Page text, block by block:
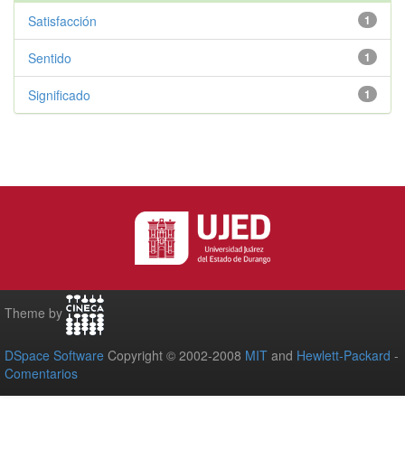
1
Satisfacción
1
Sentido
1
Significado
Theme by
DSpace Software Copyright © 2002-2008 MIT and Hewlett-Packard -
Comentarios